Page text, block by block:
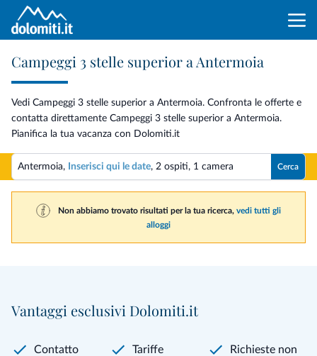
Campeggi 3 stelle superior a Antermoia
Vedi Campeggi 3 stelle superior a Antermoia. Confronta le offerte e
contatta direttamente Campeggi 3 stelle superior a Antermoia.
Pianifica la tua vacanza con Dolomiti.it
Antermoia, Inserisci qui le date, 2 ospiti, 1 camera Cerca
Non abbiamo trovato risultati per la tua ricerca, vedi tutti gli
alloggi
Vantaggi esclusivi Dolomiti.it
Contatto
Tariffe
Richieste non